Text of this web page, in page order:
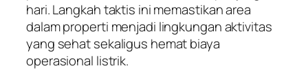
hari. Langkah taktis ini memastikan area
dalam properti menjadi lingkungan aktivitas
yang sehat sekaligus hemat biaya
operasional listrik.